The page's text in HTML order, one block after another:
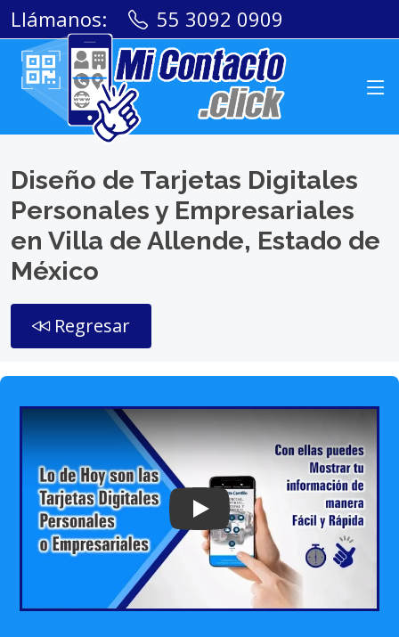
Llámanos: 55 3092 0909
Diseño de Tarjetas Digitales
Personales y Empresariales
en Villa de Allende, Estado de
México
Regresar
Play: Keynote (Google I/O '18)